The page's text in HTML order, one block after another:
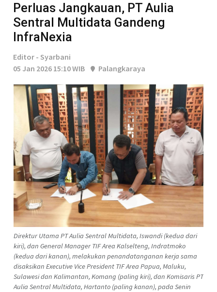
Perluas Jangkauan, PT Aulia
Sentral Multidata Gandeng
InfraNexia
Editor - Syarbani
05 Jan 2026 15:10 WIB
Palangkaraya
Direktur Utama PT Aulia Sentral Multidata, Iswandi (kedua dari
kiri), dan General Manager TIF Area Kalselteng, Indratmoko
(kedua dari kanan), melakukan penandatanganan kerja sama
disaksikan Executive Vice President TIF Area Papua, Maluku,
Sulawesi dan Kalimantan, Komang (paling kiri), dan Komisaris PT
Aulia Sentral Multidata, Hartanto (paling kanan), pada Senin